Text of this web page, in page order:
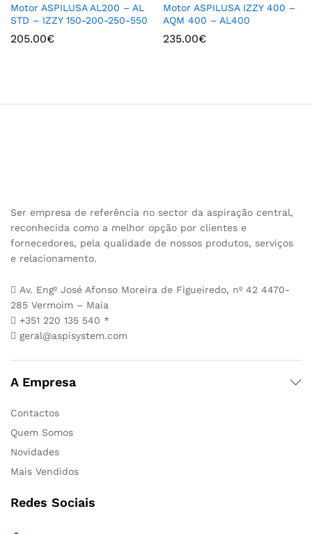
Motor ASPILUSA AL200 – AL
STD – IZZY 150-200-250-550
205.00€
Motor ASPILUSA IZZY 400 –
AQM 400 – AL400
235.00€
Ser empresa de referência no sector da aspiração central,
reconhecida como a melhor opção por clientes e
fornecedores, pela qualidade de nossos produtos, serviços
e relacionamento.
Av. Engº José Afonso Moreira de Figueiredo, nº 42 4470-
285 Vermoim – Maia
+351 220 135 540 *
geral@aspisystem.com
A Empresa
Contactos
Quem Somos
Novidades
Mais Vendidos
Redes Sociais